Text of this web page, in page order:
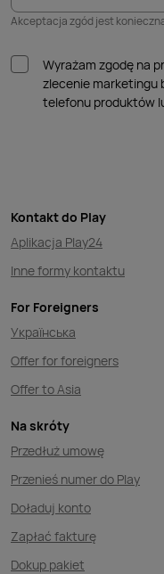
Akceptacja zgód jest
Wyrażam zgodę na
zlecenie marketingu
telefonu produktów
Kontakt do Play
Aplikacja Play24
Inne formy kontaktu
For Foreigners
Українська
Offer for foreigners
Offer to Asia
Na skróty
Przedłuż umowę
Przenieś numer do Play
Doładuj konto
Zapłać fakturę
Dokup pakiet